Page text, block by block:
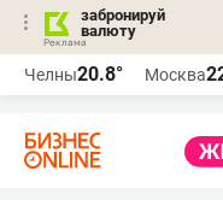
забронируй
валюту
Челны20.8° Москва